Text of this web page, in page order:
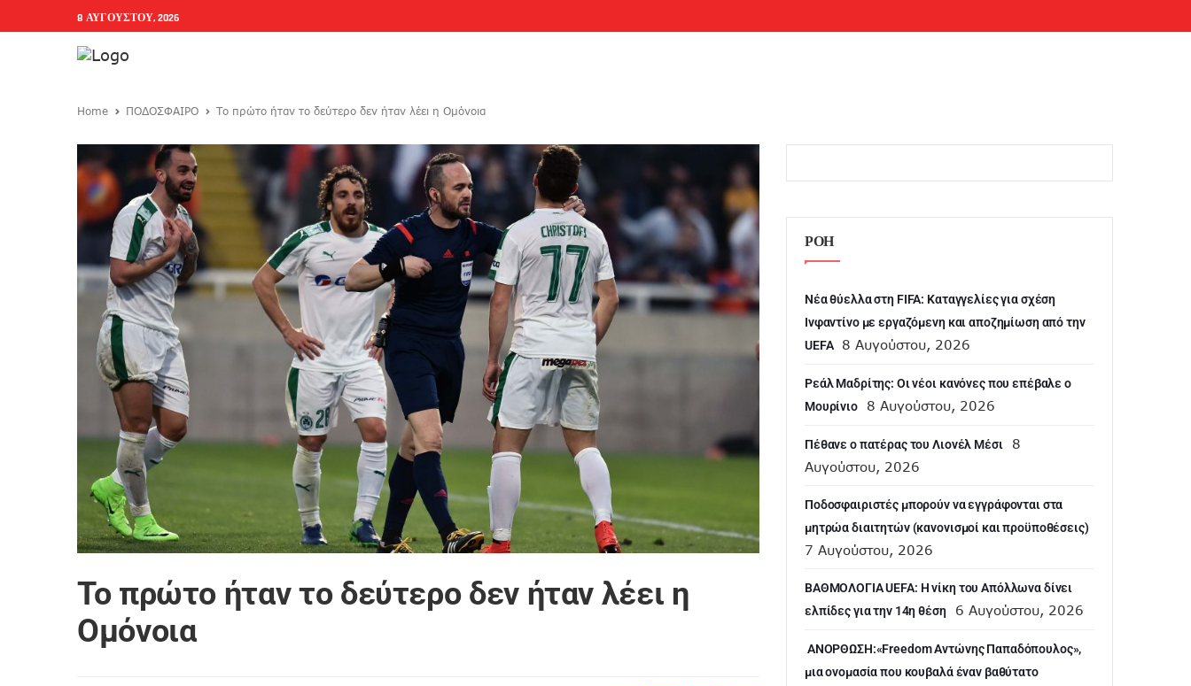
8 ΑΥΓΟΎΣΤΟΥ, 2026
Home ΠΟΔΟΣΦΑΙΡΟ Το πρώτο ήταν το δεύτερο δεν ήταν λέει η Ομόνοια
Το πρώτο ήταν το δεύτερο δεν ήταν λέει η
Ομόνοια
ΡΟΗ
Νέα θύελλα στη FIFA: Καταγγελίες για σχέση
Ινφαντίνο με εργαζόμενη και αποζημίωση από την
UEFA
8 Αυγούστου, 2026
Ρεάλ Μαδρίτης: Οι νέοι κανόνες που επέβαλε ο
Μουρίνιο
8 Αυγούστου, 2026
Πέθανε ο πατέρας του Λιονέλ Μέσι
8
Αυγούστου, 2026
Ποδοσφαιριστές μπορούν να εγγράφονται στα
μητρώα διαιτητών (κανονισμοί και προϋποθέσεις)
7 Αυγούστου, 2026
ΒΑΘΜΟΛΟΓΙΑ UEFA: Η νίκη του Απόλλωνα δίνει
ελπίδες για την 14η θέση
6 Αυγούστου, 2026
ANOΡΘΩΣΗ:«Freedom Αντώνης Παπαδόπουλος»,
μια ονομασία που κουβαλά έναν βαθύτατο